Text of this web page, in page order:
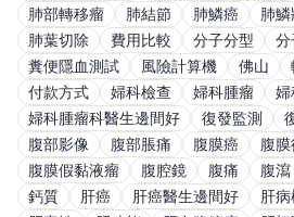
肺部轉移瘤
肺結節 肺鱗癌 肺
肺葉切除
費用比較 分子分型
糞便隱血測試
風險計算機 佛山
付款方式
婦科檢查 婦科腫瘤
婦科腫瘤科醫生邊間好
復發監測
腹部影像
腹部脹痛 腹膜癌
腹
腹膜假黏液瘤
腹腔鏡 腹痛 腹瀉
鈣質
肝癌 肝癌醫生邊間好 肝